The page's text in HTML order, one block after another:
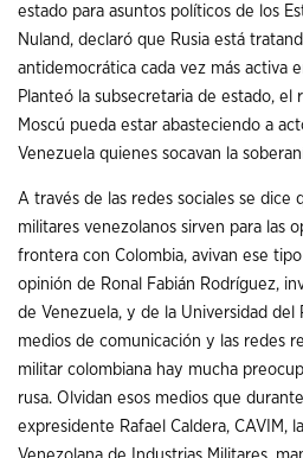
estado para asuntos políticos de los
Nuland, declaró que Rusia está
antidemocrática cada vez más activa
Planteó la subsecretaria de estado, el
Moscú pueda estar abasteciendo a
Venezuela quienes socavan la
A través de las redes sociales se dice
militares venezolanos sirven para las
frontera con Colombia, avivan ese
opinión de Ronal Fabián Rodríguez,
de Venezuela, y de la Universidad del
medios de comunicación y las redes
militar colombiana hay mucha
rusa. Olvidan esos medios que
expresidente Rafael Caldera, CAVIM,